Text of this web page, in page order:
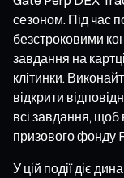
сезоном. Під час
безстроковими
завдання на
клітинки.
відкрити
всі завдання, щоб
призового фонду
У цій події діє